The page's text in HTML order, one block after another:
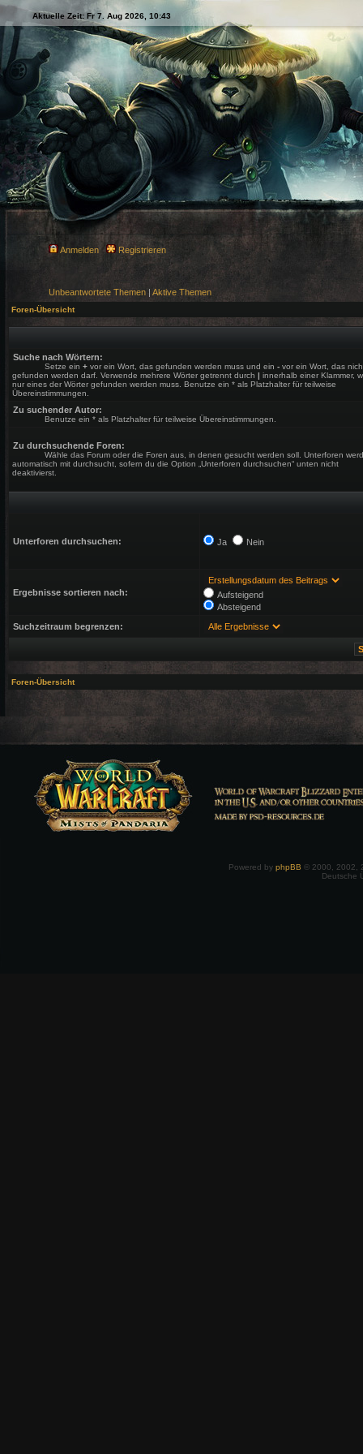
Aktuelle Zeit: Fr 7. Aug 2026, 10:43
Anmelden Registrieren
Unbeantwortete Themen | Aktive Themen
Foren-Übersicht
Suche nach Wörtern:
Setze ein + vor ein Wort, das gefunden werden muss und ein - vor ein Wort, das
gefunden werden darf. Verwende mehrere Wörter getrennt durch | innerhalb einer Klammer,
nur eines der Wörter gefunden werden muss. Benutze ein * als Platzhalter für teilweise
Übereinstimmungen.
Zu suchender Autor:
Benutze ein * als Platzhalter für teilweise Übereinstimmungen.
Zu durchsuchende Foren:
Wähle das Forum oder die Foren aus, in denen gesucht werden soll. Unterforen
automatisch mit durchsucht, sofern du die Option „Unterforen durchsuchen“ unten nicht
deaktivierst.
Unterforen durchsuchen: Ja Nein
Ergebnisse sortieren nach:
Aufsteigend
Absteigend
Suchzeitraum begrenzen:
Foren-Übersicht
Powered by phpBB © 2000, 2002,
Deutsche